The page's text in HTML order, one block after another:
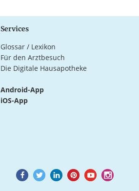
Services
Glossar / Lexikon
Für den Arztbesuch
Die Digitale Hausapotheke
Android-App
iOS-App